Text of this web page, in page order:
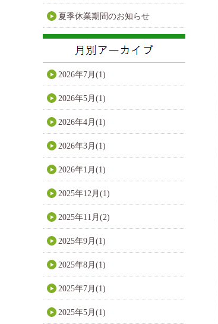
夏季休業期間のお知らせ
2026年7月(1)
2026年5月(1)
2026年4月(1)
2026年3月(1)
2026年1月(1)
2025年12月(1)
2025年11月(2)
2025年9月(1)
2025年8月(1)
2025年7月(1)
2025年5月(1)